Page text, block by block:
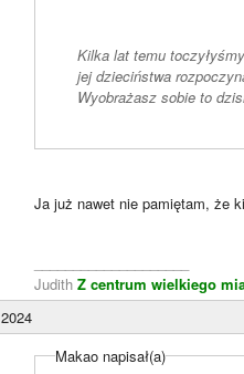
Kilka lat temu
jej dzieciństwa
Wyobrażasz sobie to
Ja już nawet nie pamiętam, że
Judith Z centrum wielkiego
Makao napisał(a)